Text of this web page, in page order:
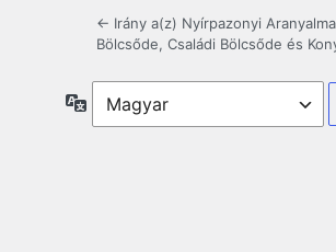
← Irány a(z) Nyírpazonyi
Bölcsőde, Családi Bölcsőde és
Nyelv